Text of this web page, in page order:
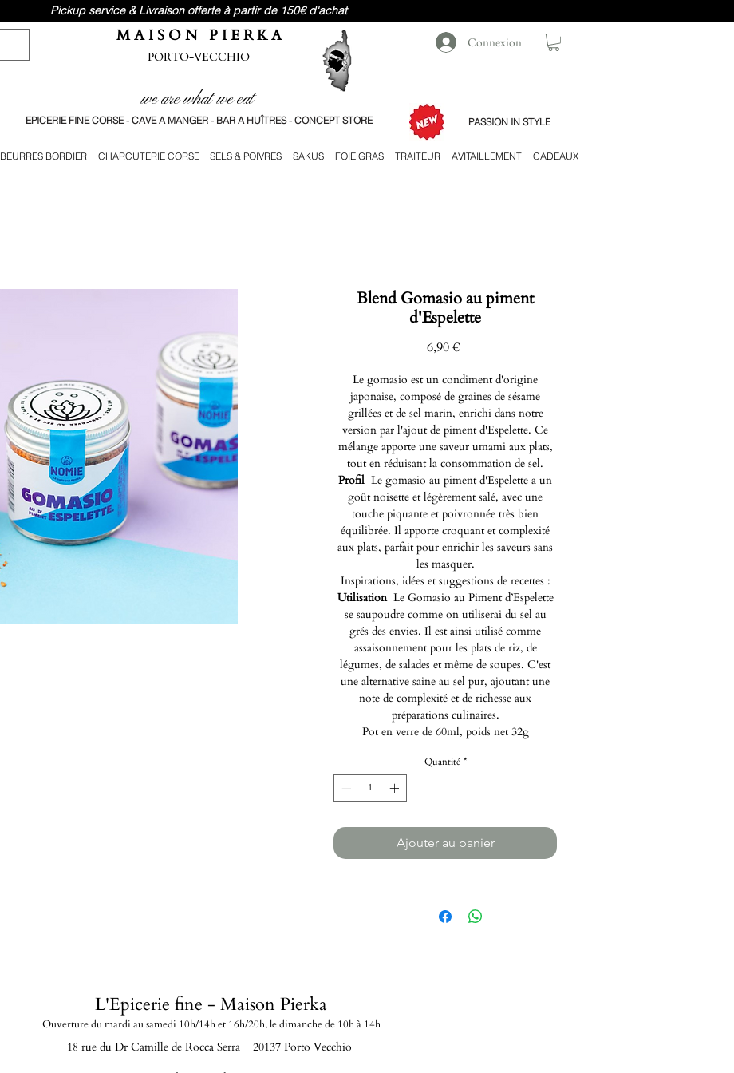
Pickup service & Livraison offerte à partir de 150€ d'achat
M A I S O N P I E R K A
PORTO-VECCHIO
we are what we eat
EPICERIE FINE CORSE - CAVE A MANGER - BAR A HUÎTRES - CONCEPT STORE
Connexion
PASSION IN STYLE
BEURRES BORDIER CHARCUTERIE CORSE SELS & POIVRES SAKUS FOIE GRAS TRAITEUR AVITAILLEMENT CADEAUX
Blend Gomasio au piment
d'Espelette
6,90 €Prix
Le gomasio est un condiment d'origine
japonaise, composé de graines de sésame
grillées et de sel marin, enrichi dans notre
version par l'ajout de piment d'Espelette. Ce
mélange apporte une saveur umami aux plats,
tout en réduisant la consommation de sel.
Profil Le gomasio au piment d'Espelette a un
goût noisette et légèrement salé, avec une
touche piquante et poivronnée très bien
équilibrée. Il apporte croquant et complexité
aux plats, parfait pour enrichir les saveurs sans
les masquer.
Inspirations, idées et suggestions de recettes :
Utilisation Le Gomasio au Piment d’Espelette
se saupoudre comme on utiliserai du sel au
grés des envies. Il est ainsi utilisé comme
assaisonnement pour les plats de riz, de
légumes, de salades et même de soupes. C'est
une alternative saine au sel pur, ajoutant une
note de complexité et de richesse aux
préparations culinaires.
Pot en verre de 60ml, poids net 32g
Quantité *
Ajouter au panier
L'Epicerie fine - Maison Pierka
Ouverture du mardi au samedi 10h/14h et 16h/20h, le dimanche de 10h à 14h
18 rue du Dr Camille de Rocca Serra 20137 Porto Vecchio